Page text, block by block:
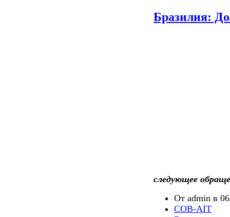
Бразилия:
следующее
От admin в
COB-AIT